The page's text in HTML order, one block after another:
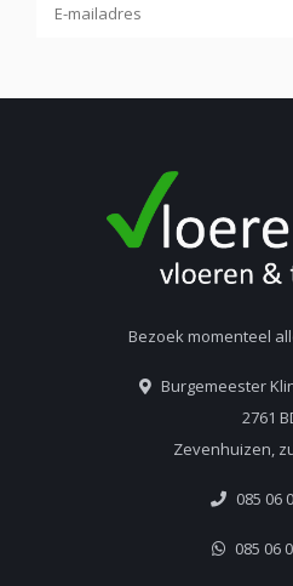
Bezoek momenteel
Burgemeester
2761
Zevenhuizen,
085 06
085 06